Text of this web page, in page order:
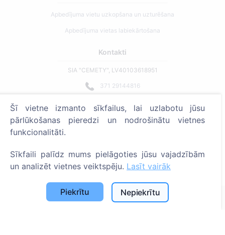
Apbedījuma vietu uzkopšana un uzturēšana
Apbedījuma vietas labiekārtošana
Kontakti
SIA "CEMETY", LV40103618951
371 29144816
Strādājam visā Latvijā!
Administratoriem
© 2013 - 2026 Cemety Visas tiesības aizsargātas
Privātuma politika un noteikumi.
Šī vietne izmanto sīkfailus, lai uzlabotu jūsu
pārlūkošanas pieredzi un nodrošinātu vietnes
funkcionalitāti.
Sīkfaili palīdz mums pielāgoties jūsu vajadzībām
un analizēt vietnes veiktspēju. Lasīt vairāk
Piekrītu Nepiekrītu